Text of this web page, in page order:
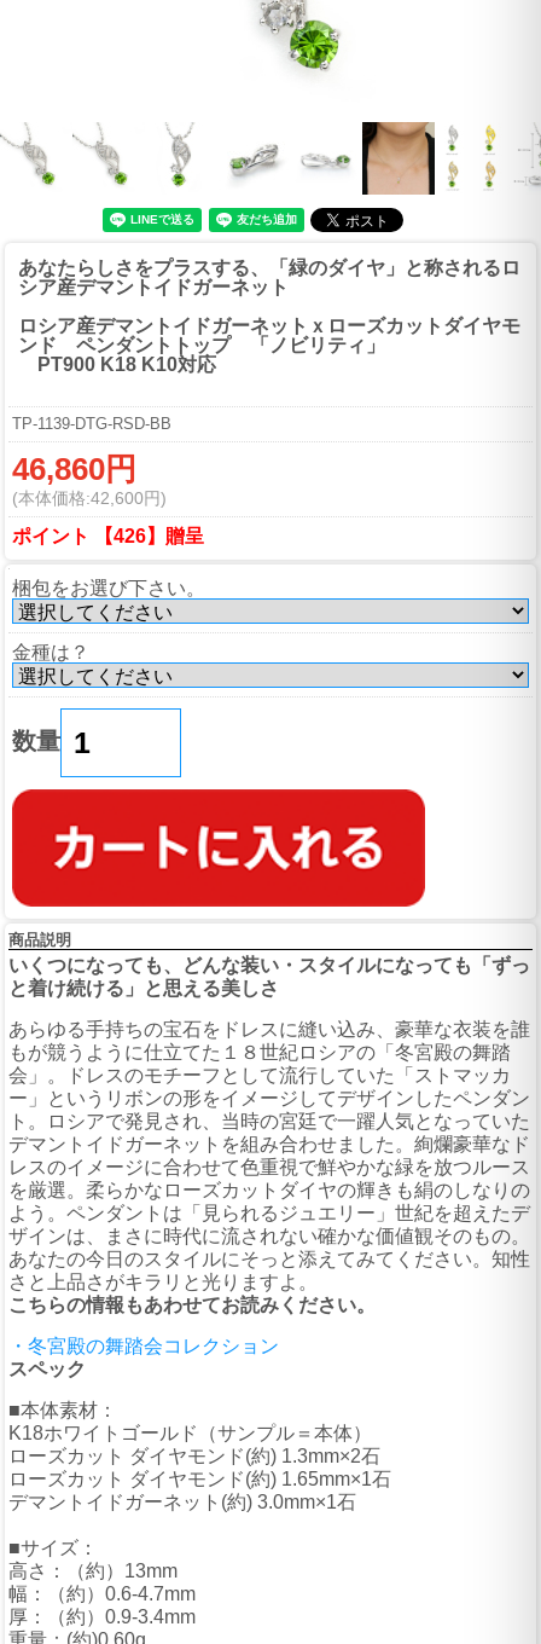
あなたらしさをプラスする、「緑のダイヤ」と称されるロ
シア産デマントイドガーネット
ロシア産デマントイドガーネットｘローズカットダイヤモ
ンド ペンダントトップ 「ノビリティ」
PT900 K18 K10対応
TP-1139-DTG-RSD-BB
46,860円
(本体価格:42,600円)
ポイント 【426】贈呈
梱包をお選び下さい。
金種は？
数量
商品説明
いくつになっても、どんな装い・スタイルになっても「ずっ
と着け続ける」と思える美しさ
あらゆる手持ちの宝石をドレスに縫い込み、豪華な衣装を誰
もが競うように仕立てた１８世紀ロシアの「冬宮殿の舞踏
会」。ドレスのモチーフとして流行していた「ストマッカ
ー」というリボンの形をイメージしてデザインしたペンダン
ト。ロシアで発見され、当時の宮廷で一躍人気となっていた
デマントイドガーネットを組み合わせました。絢爛豪華なド
レスのイメージに合わせて色重視で鮮やかな緑を放つルース
を厳選。柔らかなローズカットダイヤの輝きも絹のしなりの
よう。ペンダントは「見られるジュエリー」世紀を超えたデ
ザインは、まさに時代に流されない確かな価値観そのもの。
あなたの今日のスタイルにそっと添えてみてください。知性
さと上品さがキラリと光りますよ。
こちらの情報もあわせてお読みください。
・冬宮殿の舞踏会コレクション
スペック
■本体素材：
K18ホワイトゴールド（サンプル＝本体）
ローズカット ダイヤモンド(約) 1.3mm×2石
ローズカット ダイヤモンド(約) 1.65mm×1石
デマントイドガーネット(約) 3.0mm×1石
■サイズ：
高さ：（約）13mm
幅：（約）0.6-4.7mm
厚：（約）0.9-3.4mm
重量：(約)0.60g